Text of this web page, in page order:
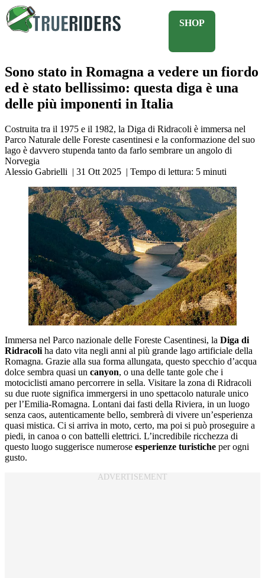
SHOP
Sono stato in Romagna a vedere un fiordo
ed è stato bellissimo: questa diga è una
delle più imponenti in Italia
Costruita tra il 1975 e il 1982, la Diga di Ridracoli è immersa nel
Parco Naturale delle Foreste casentinesi e la conformazione del suo
lago è davvero stupenda tanto da farlo sembrare un angolo di
Norvegia
Alessio Gabrielli | 31 Ott 2025 | Tempo di lettura: 5 minuti
Immersa nel Parco nazionale delle Foreste Casentinesi, la Diga di
Ridracoliha dato vita negli anni al più grande lago artificiale della
Romagna. Grazie alla sua forma allungata, questo specchio d’acqua
dolce sembra quasi un canyon, o una delle tante gole che i
motociclisti amano percorrere in sella. Visitare la zona di Ridracoli
su due ruote significa immergersi in uno spettacolo naturale unico
per l’Emilia-Romagna. Lontani dai fasti della Riviera, in un luogo
senza caos, autenticamente bello, sembrerà di vivere un’esperienza
quasi mistica. Ci si arriva in moto, certo, ma poi si può proseguire a
piedi, in canoa o con battelli elettrici. L’incredibile ricchezza di
questo luogo suggerisce numerose esperienze turistiche per ogni
gusto.